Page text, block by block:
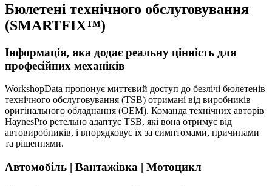
Бюлетені технічного обслуговування
(SMARTFIX™)
Інформація, яка додає реальну цінність для
професійних механіків
WorkshopData пропонує миттєвий доступ до безлічі бюлетенів
технічного обслуговування (TSB) отримані від виробників
оригінального обладнання (OEM). Команда технічних авторів
HaynesPro ретельно адаптує TSB, які вона отримує від
автовиробників, і впорядковує їх за симптомами, причинами
та рішеннями.
Автомобіль | Вантажівка | Мотоцикл